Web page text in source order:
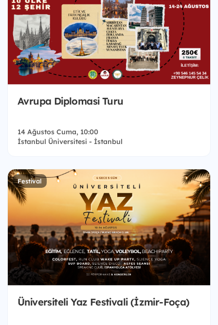
Avrupa Diplomasi Turu
14 Ağustos Cuma, 10:00
İstanbul Üniversitesi - İstanbul
Festival
Üniversiteli Yaz Festivali (İzmir-Foça)